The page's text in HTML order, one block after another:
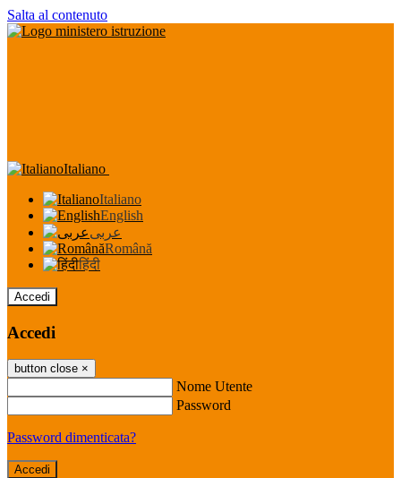
Salta al contenuto
Italiano
Italiano
English
عربى
Română
हिंदी
Accedi
Accedi
button close ×
Nome Utente
Password
Password dimenticata?